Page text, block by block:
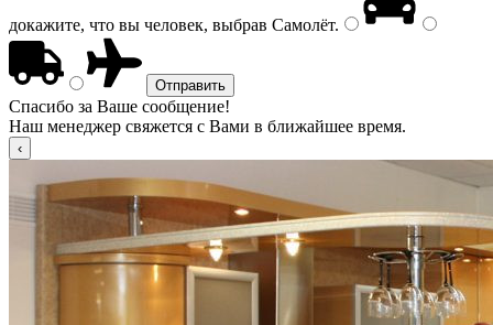
докажите, что вы человек, выбрав Самолёт.
Спасибо за Ваше сообщение!
Наш менеджер свяжется с Вами в ближайшее время.